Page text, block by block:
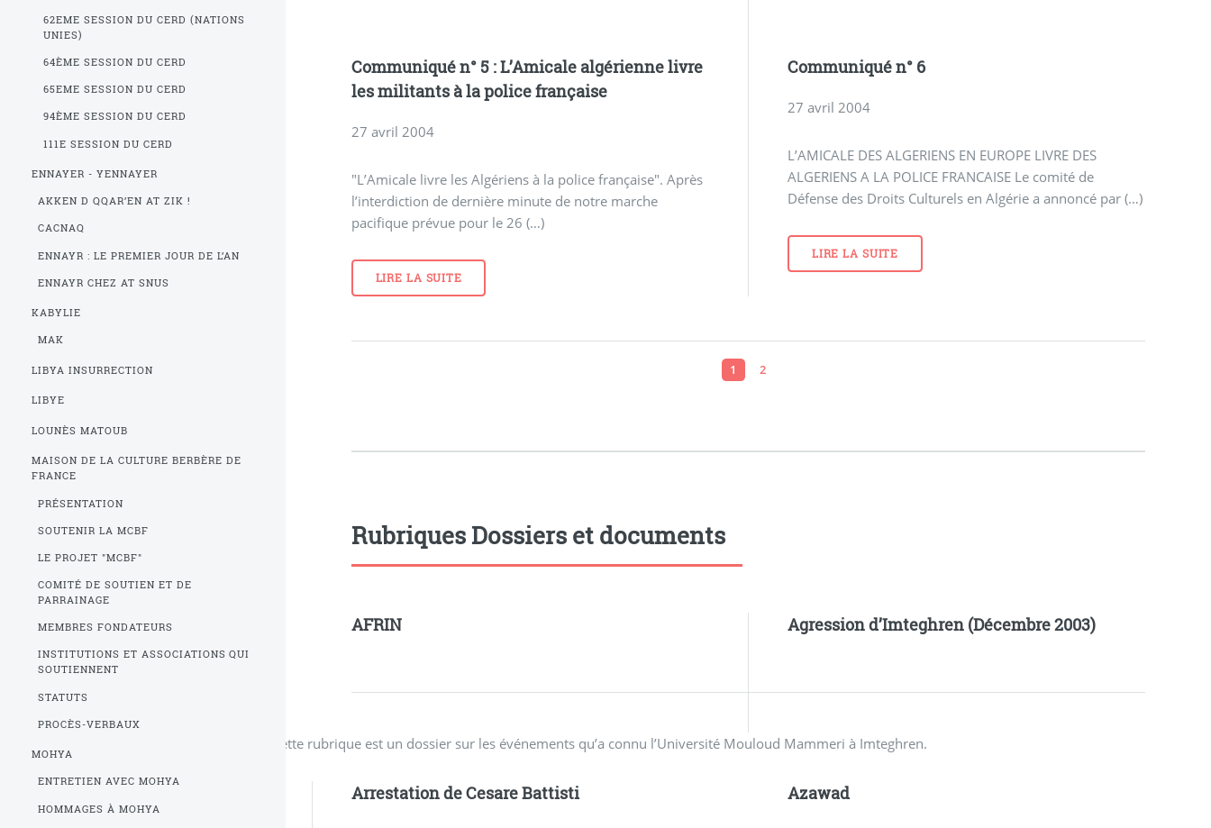
Communiqué n° 5 : L’Amicale algérienne livre
les militants à la police française
27 avril 2004
"L’Amicale livre les Algériens à la police française". Après
l’interdiction de dernière minute de notre marche
pacifique prévue pour le 26 (…)
LIRE LA SUITE
Communiqué n° 6
27 avril 2004
L’AMICALE DES ALGERIENS EN EUROPE LIVRE DES
ALGERIENS A LA POLICE FRANCAISE Le comité de
Défense des Droits Culturels en Algérie a annoncé par (…)
LIRE LA SUITE
1 2
Rubriques Dossiers et documents
AFRIN Agression d’Imteghren (Décembre 2003)
Cette rubrique est un dossier sur les événements qu’a connu l’Université Mouloud Mammeri à Imteghren.
Arrestation de Cesare Battisti Azawad
62EME SESSION DU CERD (NATIONS
UNIES)
64ÈME SESSION DU CERD
65EME SESSION DU CERD
94ÈME SESSION DU CERD
111E SESSION DU CERD
ENNAYER - YENNAYER
AKKEN D QQAR’EN AT ZIK !
CACNAQ
ENNAYR : LE PREMIER JOUR DE L’AN
ENNAYR CHEZ AT SNUS
KABYLIE
MAK
LIBYA INSURRECTION
LIBYE
LOUNÈS MATOUB
MAISON DE LA CULTURE BERBÈRE DE
FRANCE
PRÉSENTATION
SOUTENIR LA MCBF
LE PROJET "MCBF"
COMITÉ DE SOUTIEN ET DE
PARRAINAGE
MEMBRES FONDATEURS
INSTITUTIONS ET ASSOCIATIONS QUI
SOUTIENNENT
STATUTS
PROCÈS-VERBAUX
MOHYA
ENTRETIEN AVEC MOHYA
HOMMAGES À MOHYA